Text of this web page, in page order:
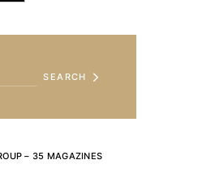
SEARCH
– 35 MAGAZINES